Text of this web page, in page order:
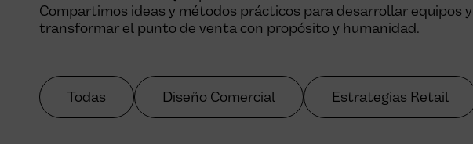
Compartimos ideas y métodos prácticos para desarrollar equipos y
transformar el punto de venta con propósito y humanidad.
Todas Diseño Comercial Estrategias Retail